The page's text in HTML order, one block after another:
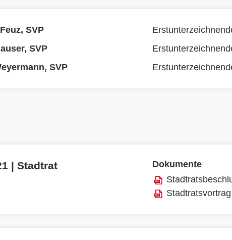
SVP
SVP
SVP
| Stadtrat
Dokumente
Stadtratsvortrag